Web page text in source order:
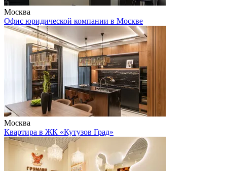
Москва
Офис юридической компании в Москве
Москва
Квартира в ЖК «Кутузов Град»